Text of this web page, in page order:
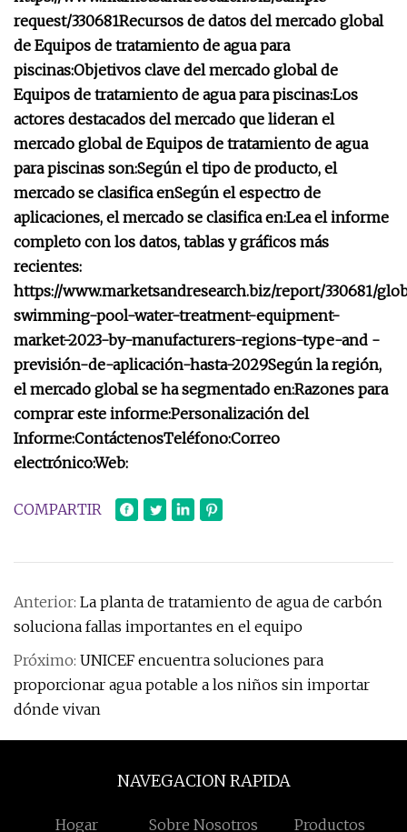
request/330681Recursos de datos del mercado global
de Equipos de tratamiento de agua para
piscinas:Objetivos clave del mercado global de
Equipos de tratamiento de agua para piscinas:Los
actores destacados del mercado que lideran el
mercado global de Equipos de tratamiento de agua
para piscinas son:Según el tipo de producto, el
mercado se clasifica enSegún el espectro de
aplicaciones, el mercado se clasifica en:Lea el informe
completo con los datos, tablas y gráficos más
recientes:
https://www.marketsandresearch.biz/report/330681/
swimming-pool-water-treatment-equipment-
market-2023-by-manufacturers-regions-type-and -
previsión-de-aplicación-hasta-2029Según la región,
el mercado global se ha segmentado en:Razones para
comprar este informe:Personalización del
Informe:ContáctenosTeléfono:Correo
electrónico:Web:
COMPARTIR
Anterior: La planta de tratamiento de agua de carbón
soluciona fallas importantes en el equipo
Próximo: UNICEF encuentra soluciones para
proporcionar agua potable a los niños sin importar
dónde vivan
NAVEGACION RAPIDA
Hogar Sobre Nosotros Productos